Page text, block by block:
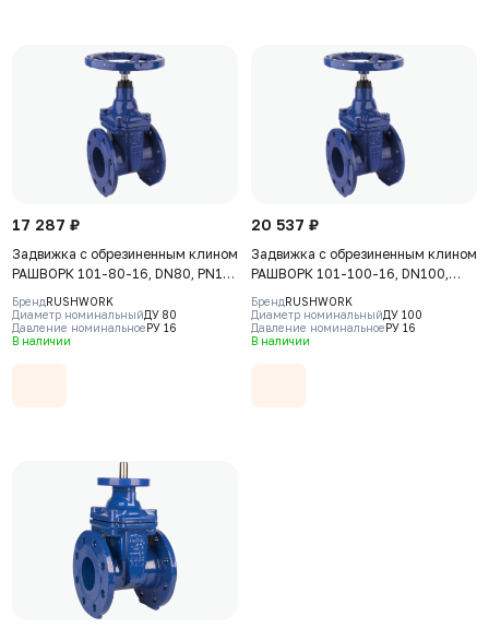
17 287 ₽
Задвижка с обрезиненным клином
РАШВОРК 101-80-16, DN80, PN16,
корпус - GJS-500-7 (GGG50),
клин - GJS-500-7 (GGG50),
уплотнение - EPDM, Ф/Ф, штурвал
БрендRUSHWORK
Диаметр номинальныйДУ 80
Давление номинальноеРУ 16
В наличии
20 537 ₽
Задвижка с обрезиненным клином
РАШВОРК 101-100-16, DN100,
PN16, корпус - GJS-500-7
(GGG50), клин - GJS-500-7
(GGG50), уплотнение - EPDM, Ф/
БрендRUSHWORK
Диаметр номинальныйДУ 100
Давление номинальноеРУ 16
В наличии